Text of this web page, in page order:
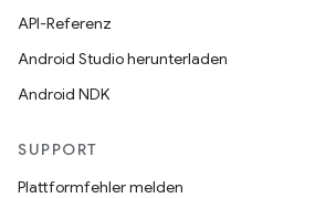
API-Referenz
Android Studio herunterladen
Android NDK
SUPPORT
Plattformfehler melden